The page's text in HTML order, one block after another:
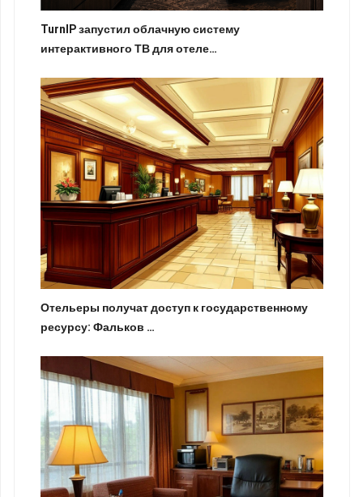
TurnIP запустил облачную систему
интерактивного ТВ для отеле…
Отельеры получат доступ к государственному
ресурсу: Фальков …